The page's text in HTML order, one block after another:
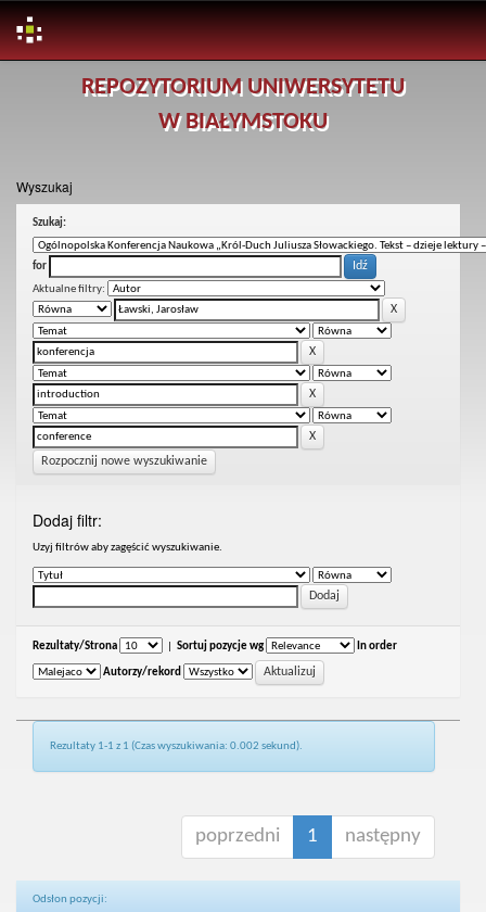
REPOZYTORIUM UNIWERSYTETU
W BIAŁYMSTOKU
Wyszukaj
Szukaj:
for
Aktualne filtry:
Rozpocznij nowe wyszukiwanie
Dodaj filtr:
Uzyj filtrów aby zagęścić wyszukiwanie.
Rezultaty/Strona Sortuj pozycje wg In order
Autorzy/rekord
Rezultaty 1-1 z 1 (Czas wyszukiwania: 0.002 sekund).
poprzedni 1 następny
Odsłon pozycji: